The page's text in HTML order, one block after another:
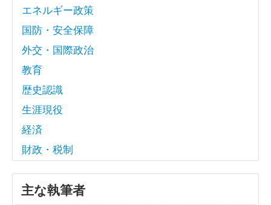
エネルギー政策
国防・安全保障
外交・国際政治
教育
歴史認識
生涯現役
経済
財政・税制
主な執筆者